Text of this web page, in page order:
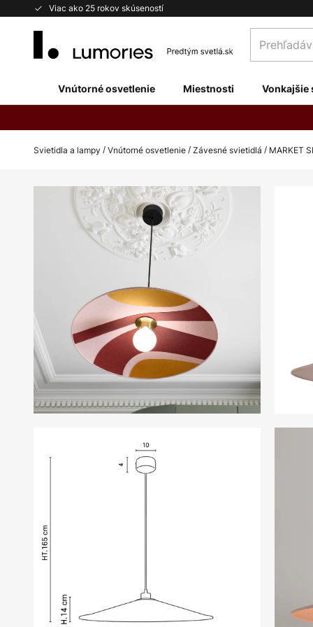
Viac ako 25 rokov skúseností
Skip
obchod
Vnútorné osvetlenie Miestnosti Vonkajšie
Svietidla a lampy Vnútorné osvetlenie Závesné svietidlá MARKET
Preskočiť